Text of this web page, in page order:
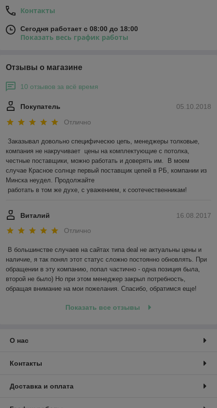
Контакты
Сегодня работает с 08:00 до 18:00
Показать весь график работы
Отзывы о магазине
10 отзывов за всё время
05.10.2018
Покупатель
Отлично
Заказывал довольно специфическю цепь, менеджеры толковые,
компания не накручивает  цены на комплектующие с потолка,
честные поставщики, можно работать и доверять им.  В моем
случае Красное солнце первый поставщик цепей в РБ, компании из
Минска неудел. Продолжайте
работать в том же духе, с уважением, к соотечественникам!
16.08.2017
Виталий
Отлично
В большинстве случаев на сайтах типа deal не актуальны цены и
наличие, я так понял этот статус сложно постоянно обновлять. При
обращении в эту компанию, попал частично - одна позиция была,
второй не было) Но при этом менеджер закрыл потребность,
обращая внимание на мои пожелания. Спасибо, обратимся еще!
Показать все отзывы
О нас
Контакты
Доставка и оплата